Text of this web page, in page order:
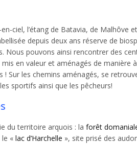
ciel, l’étang de Batavia, de Malhôve
depuis deux ans réserve de
pouvons ainsi rencontrer des
en valeur et aménagés de manière
Sur les chemins aménagés, se
sportifs ainsi que les pêcheurs!
du territoire arquois : la forêt
« lac d’Harchelle », site prisé des